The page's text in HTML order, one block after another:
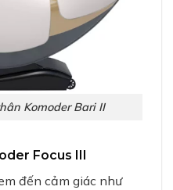
Komoder Bari II
Focus III
đến cảm giác như